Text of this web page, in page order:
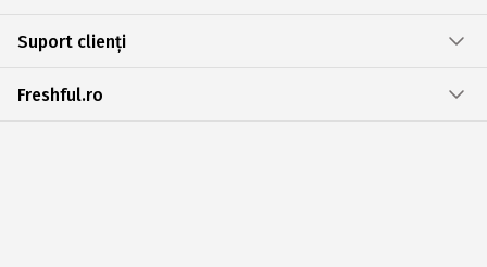
Suport clienți
Freshful.ro